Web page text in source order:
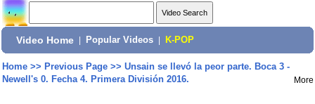
Video Home Popular Videos K-POP
Home>> Previous Page>> Unsain se llevó la peor parte. Boca 3 -
Newell's 0. Fecha 4. Primera División 2016.
More